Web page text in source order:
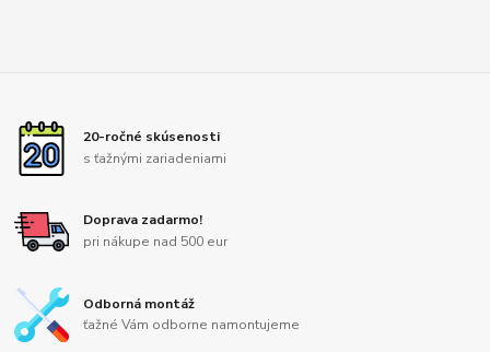
20-ročné skúsenosti
s ťažnými zariadeniami
Doprava zadarmo!
pri nákupe nad 500 eur
Odborná montáž
ťažné Vám odborne namontujeme